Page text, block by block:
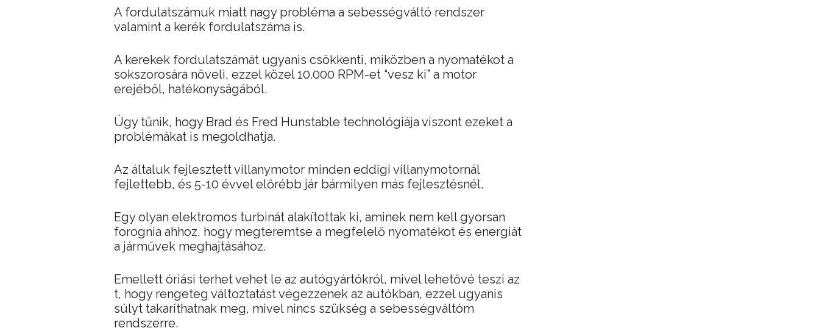
A fordulatszámuk miatt nagy probléma a sebességváltó rendszer
valamint a kerék fordulatszáma is.
A kerekek fordulatszámát ugyanis csökkenti, miközben a nyomatékot a
sokszorosára növeli, ezzel közel 10.000 RPM-et “vesz ki” a motor
erejéből, hatékonyságából.
Úgy tűnik, hogy Brad és Fred Hunstable technológiája viszont ezeket a
problémákat is megoldhatja.
Az általuk fejlesztett villanymotor minden eddigi villanymotornál
fejlettebb, és 5-10 évvel előrébb jár bármilyen más fejlesztésnél.
Egy olyan elektromos turbinát alakítottak ki, aminek nem kell gyorsan
forognia ahhoz, hogy megteremtse a megfelelő nyomatékot és energiát
a járművek meghajtásához.
Emellett óriási terhet vehet le az autógyártókról, mivel lehetővé teszi az
t, hogy rengeteg változtatást végezzenek az autókban, ezzel ugyanis
súlyt takaríthatnak meg, mivel nincs szükség a sebességváltóm
rendszerre.